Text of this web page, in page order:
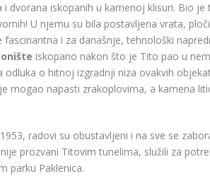
i dvorana iskopanih u kamenoj klisuri. Bio
U njemu su bila postavljena vrata,
fascinantna i za današnje, tehnološki
iskopano nakon što je Tito pao u
odluka o hitnoj izgradnji niza ovakvih
mogao napasti zrakoplovima, a kamena
radovi su obustavljeni i na sve se
prozvani Titovim tunelima, služili za
parku Paklenica.